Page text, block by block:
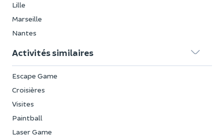
Lille
Marseille
Nantes
Activités similaires
Escape Game
Croisières
Visites
Paintball
Laser Game